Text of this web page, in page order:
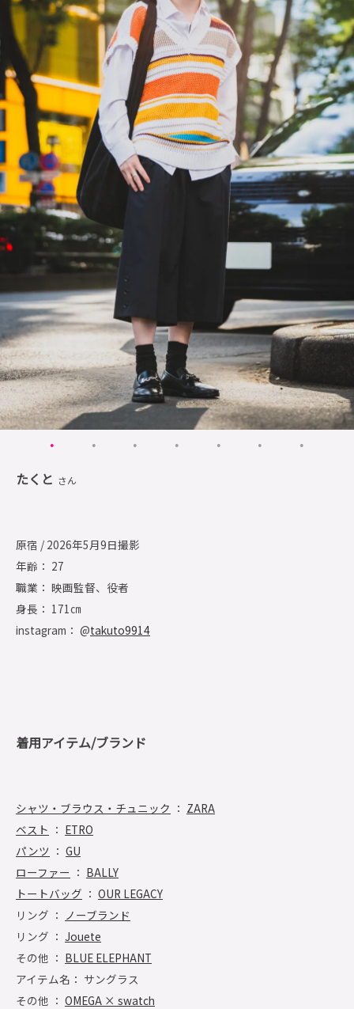
たくと さん
原宿 / 2026年5月9日撮影
年齢： 27
職業： 映画監督、役者
身長： 171㎝
instagram： @takuto9914
着用アイテム/ブランド
シャツ・ブラウス・チュニック ： ZARA
ベスト ： ETRO
パンツ ： GU
ローファー ： BALLY
トートバッグ ： OUR LEGACY
リング ： ノーブランド
リング ： Jouete
その他 ： BLUE ELEPHANT
アイテム名： サングラス
その他 ： OMEGA × swatch